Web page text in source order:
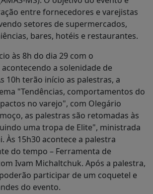
entre fornecedores e varejistas
setores de supermercados,
bares, hotéis e restaurantes.
às 8h do dia 29 com o
a solenidade de
10h terão início as palestras, a
"Tendências, comportamentos do
no varejo", com Olegário
as palestras são retomadas às
uma tropa de Elite", ministrada
Às 15h30 acontece a palestra
do tempo – Ferramenta de
Ivam Michaltchuk. Após a palestra,
participar de um coquetel e
do evento.